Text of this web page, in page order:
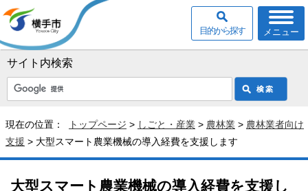
サイト内検索
メニュー
目的から探す
現在の位置： トップページ > しごと・産業 > 農林業 > 農林業者向け
支援 > 大型スマート農業機械の導入経費を支援します
大型スマート農業機械の導入経費を支援し